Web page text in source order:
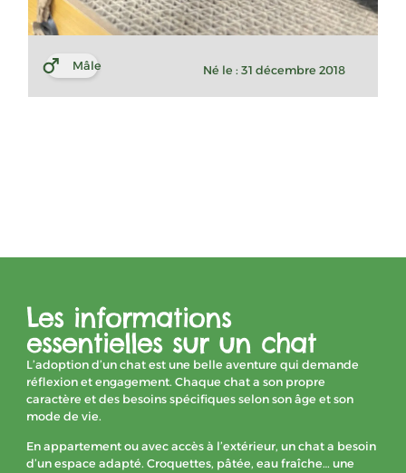
Mâle Né le : 31 décembre 2018
Les informations
essentielles sur un chat
L’adoption d’un chat est une belle aventure qui demande
réflexion et engagement. Chaque chat a son propre
caractère et des besoins spécifiques selon son âge et son
mode de vie.
En appartement ou avec accès à l’extérieur, un chat a besoin
d’un espace adapté. Croquettes, pâtée, eau fraîche… une